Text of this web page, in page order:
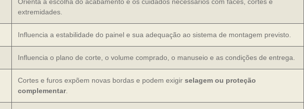
Orienta a escolha do acabamento e os cuidados necessários com faces, cortes e
extremidades.
Influencia a estabilidade do painel e sua adequação ao sistema de montagem previsto.
Influencia o plano de corte, o volume comprado, o manuseio e as condições de entrega.
Cortes e furos expõem novas bordas e podem exigir selagem ou proteção
complementar.